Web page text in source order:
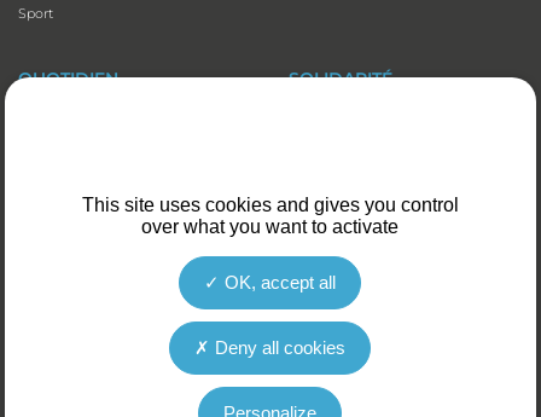
Sport
QUOTIDIEN
Cimetières
SOLIDARITÉ
CCAS
Colis de Noël
Mutuelles communales
Plan canicule
Portage de repas
This site uses cookies and gives you control
over what you want to activate
OK, accept all
Deny all cookies
Personalize